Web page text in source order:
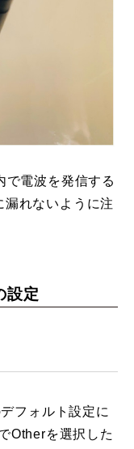
で電波を発信する
漏れないように注
定
フォルト設定に
Otherを選択した